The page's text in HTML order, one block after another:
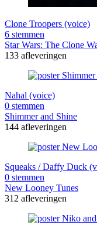
Clone Troopers (voice)
6 stemmen
Star Wars: The Clone
133 afleveringen
Nahal (voice)
0 stemmen
Shimmer and Shine
144 afleveringen
Squeaks / Daffy Duck
0 stemmen
New Looney Tunes
312 afleveringen